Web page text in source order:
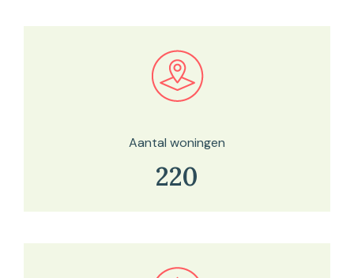
Bekijk in onze kaartviewer
Aantal woningen
220